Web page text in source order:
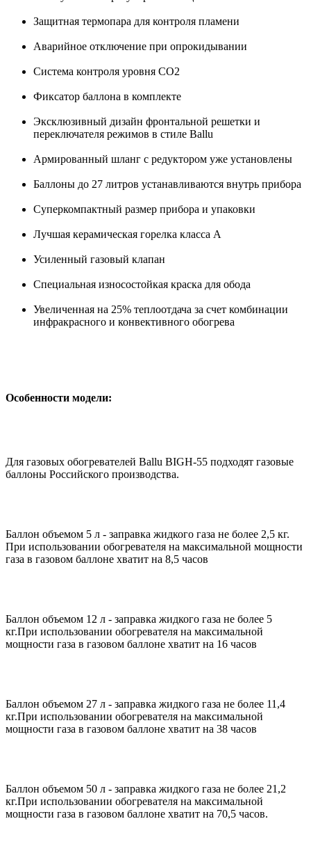
Защитная термопара для контроля пламени
Аварийное отключение при опрокидывании
Система контроля уровня СО2
Фиксатор баллона в комплекте
Эксклюзивный дизайн фронтальной решетки и
переключателя режимов в стиле Ballu
Армированный шланг с редуктором уже установлены
Баллоны до 27 литров устанавливаются внутрь прибора
Суперкомпактный размер прибора и упаковки
Лучшая керамическая горелка класса А
Усиленный газовый клапан
Специальная износостойкая краска для обода
Увеличенная на 25% теплоотдача за счет комбинации
инфракрасного и конвективного обогрева
Особенности модели:
Для газовых обогревателей Ballu BIGH-55 подходят газовые
баллоны Российского производства.
Баллон объемом 5 л - заправка жидкого газа не более 2,5 кг.
При использовании обогревателя на максимальной мощности
газа в газовом баллоне хватит на 8,5 часов
Баллон объемом 12 л - заправка жидкого газа не более 5
кг.При использовании обогревателя на максимальной
мощности газа в газовом баллоне хватит на 16 часов
Баллон объемом 27 л - заправка жидкого газа не более 11,4
кг.При использовании обогревателя на максимальной
мощности газа в газовом баллоне хватит на 38 часов
Баллон объемом 50 л - заправка жидкого газа не более 21,2
кг.При использовании обогревателя на максимальной
мощности газа в газовом баллоне хватит на 70,5 часов.